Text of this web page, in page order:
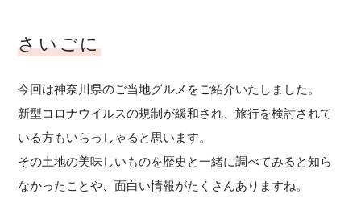
さいごに
今回は神奈川県のご当地グルメをご紹介いたしました。
新型コロナウイルスの規制が緩和され、旅行を検討されて
いる方もいらっしゃると思います。
その土地の美味しいものを歴史と一緒に調べてみると知ら
なかったことや、面白い情報がたくさんありますね。